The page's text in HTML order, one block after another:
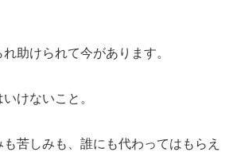
助けられて今があります。
けないこと。
苦しみも、誰にも代わってはもらえ